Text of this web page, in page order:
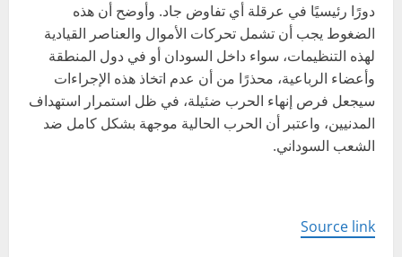
دورًا رئيسيًا في عرقلة أي تفاوض جاد. وأوضح أن هذه
الضغوط يجب أن تشمل تحركات الأموال والعناصر القيادية
لهذه التنظيمات، سواء داخل السودان أو في دول المنطقة
وأعضاء الرباعية، محذرًا من أن عدم اتخاذ هذه الإجراءات
سيجعل فرص إنهاء الحرب ضئيلة، في ظل استمرار استهداف
المدنيين، واعتبر أن الحرب الحالية موجهة بشكل كامل ضد
الشعب السوداني.
Source link